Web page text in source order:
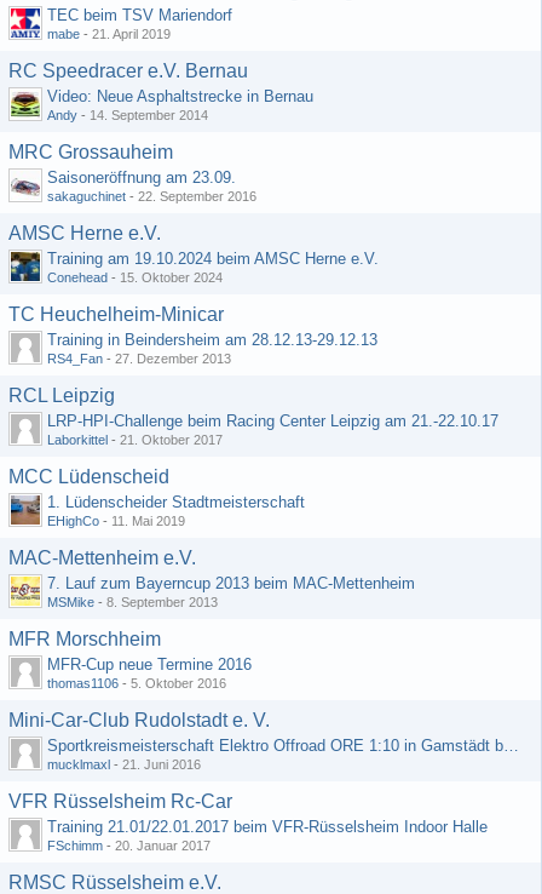
TEC beim TSV Mariendorf
mabe - 21. April 2019
RC Speedracer e.V. Bernau
Video: Neue Asphaltstrecke in Bernau
Andy - 14. September 2014
MRC Grossauheim
Saisoneröffnung am 23.09.
sakaguchinet - 22. September 2016
AMSC Herne e.V.
Training am 19.10.2024 beim AMSC Herne e.V.
Conehead - 15. Oktober 2024
TC Heuchelheim-Minicar
Training in Beindersheim am 28.12.13-29.12.13
RS4_Fan - 27. Dezember 2013
RCL Leipzig
LRP-HPI-Challenge beim Racing Center Leipzig am 21.-22.10.17
Laborkittel - 21. Oktober 2017
MCC Lüdenscheid
1. Lüdenscheider Stadtmeisterschaft
EHighCo - 11. Mai 2019
MAC-Mettenheim e.V.
7. Lauf zum Bayerncup 2013 beim MAC-Mettenheim
MSMike - 8. September 2013
MFR Morschheim
MFR-Cup neue Termine 2016
thomas1106 - 5. Oktober 2016
Mini-Car-Club Rudolstadt e. V.
Sportkreismeisterschaft Elektro Offroad ORE 1:10 in Gamstädt bei Erfurt, Outdoor mit Indoor Ausweichmöglichkeit!!!
mucklmaxl - 21. Juni 2016
VFR Rüsselsheim Rc-Car
Training 21.01/22.01.2017 beim VFR-Rüsselsheim Indoor Halle
FSchimm - 20. Januar 2017
RMSC Rüsselsheim e.V.